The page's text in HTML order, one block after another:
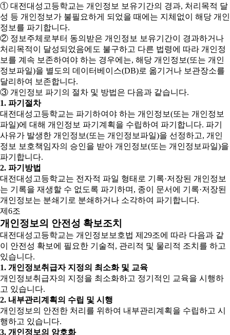
① 대전대성고등학교는 개인정보 보유기간의 경과, 처리목적 달
성 등 개인정보가 불필요하게 되었을 때에는 지체없이 해당 개인
정보를 파기합니다.
② 정보주체로부터 동의받은 개인정보 보유기간이 경과하거나
처리목적이 달성되었음에도 불구하고 다른 법령에 따라 개인정
보를 계속 보존하여야 하는 경우에는, 해당 개인정보(또는 개인
정보파일)을 별도의 데이터베이스(DB)로 옮기거나 보관장소를
달리하여 보존합니다.
③ 개인정보 파기의 절차 및 방법은 다음과 같습니다.
1. 파기절차
대전대성고등학교는 파기하여야 하는 개인정보(또는 개인정보
파일)에 대해 개인정보 파기계획을 수립하여 파기합니다. 파기
사유가 발생한 개인정보(또는 개인정보파일)을 선정하고, 개인
정보 보호책임자의 승인을 받아 개인정보(또는 개인정보파일)을
파기합니다.
2. 파기방법
대전대성고등학교는 전자적 파일 형태로 기록·저장된 개인정보
는 기록을 재생할 수 없도록 파기하며, 종이 문서에 기록·저장된
개인정보는 분쇄기로 분쇄하거나 소각하여 파기합니다.
제6조
개인정보의 안전성 확보조치
대전대성고등학교는 개인정보보호법 제29조에 따라 다음과 같
이 안전성 확보에 필요한 기술적, 관리적 및 물리적 조치를 하고
있습니다.
1. 개인정보취급자 지정의 최소화 및 교육
개인정보취급자의 지정을 최소화하고 정기적인 교육을 시행하
고 있습니다.
2. 내부관리계획의 수립 및 시행
개인정보의 안전한 처리를 위하여 내부관리계획을 수립하고 시
행하고 있습니다.
3. 개인정보의 암호화